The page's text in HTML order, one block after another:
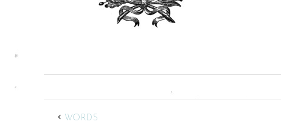
WORDS